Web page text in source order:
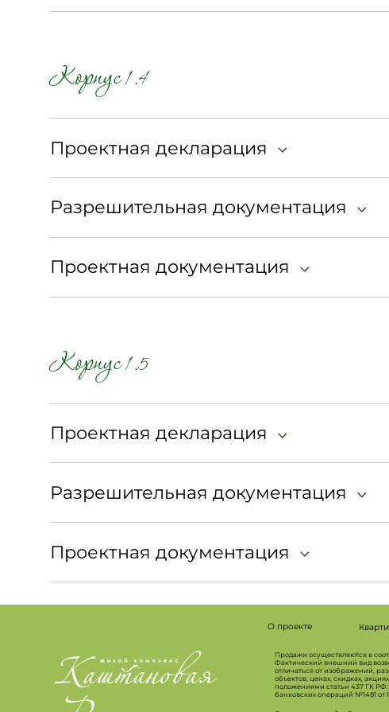
Корпус 1.4
Проектная декларация
Разрешительная документация
Проектная документация
Корпус 1.5
Проектная декларация
Разрешительная документация
Проектная документация
О проекте
Продажи осуществляются в
Фактический внешний вид
отличаться от изображений,
объектов, ценах, скидках,
положениями статьи 437 ГК РФ.
банковских операций №1481 от